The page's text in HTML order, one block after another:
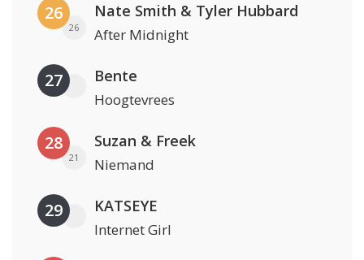
26
26
Nate Smith & Tyler Hubbard
After Midnight
27 Bente
Hoogtevrees
28
21
Suzan & Freek
Niemand
29 KATSEYE
Internet Girl